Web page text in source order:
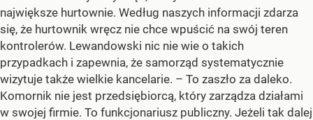
największe hurtownie. Według naszych informacji zdarza
się, że hurtownik wręcz nie chce wpuścić na swój teren
kontrolerów. Lewandowski nic nie wie o takich
przypadkach i zapewnia, że samorząd systematycznie
wizytuje także wielkie kancelarie. – To zaszło za daleko.
Komornik nie jest przedsiębiorcą, który zarządza działami
w swojej firmie. To funkcjonariusz publiczny. Jeżeli tak dalej